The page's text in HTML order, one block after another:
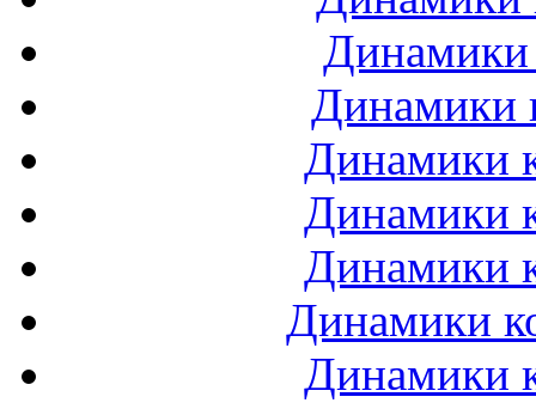
Динамики
Динамики
Динамики
Динамики
Динамики
Динамики
Динамики